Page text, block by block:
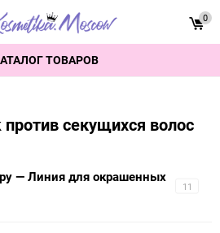
ТОВАРОВ
0
секущихся волос
11
— Линия для окрашенных